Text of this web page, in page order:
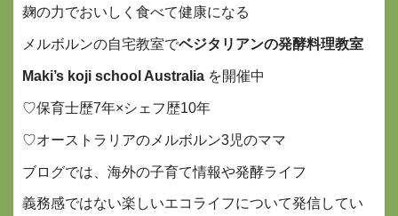
麹の力でおいしく食べて健康になる
メルボルンの自宅教室でベジタリアンの発酵料理教室
Maki’s koji school Australia を開催中
♡保育士歴7年×シェフ歴10年
♡オーストラリアのメルボルン3児のママ
ブログでは、海外の子育て情報や発酵ライフ
義務感ではない楽しいエコライフについて発信してい